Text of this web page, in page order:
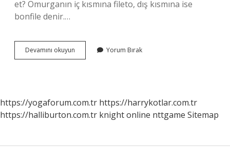
et? Omurganın iç kısmına fileto, dış kısmına ise
bonfile denir.…
Devamını okuyun Kontrfile
Yağsız
Yorum Bırak
https://yogaforum.com.tr https://harrykotlar.com.tr
https://halliburton.com.tr knight online nttgame Sitemap